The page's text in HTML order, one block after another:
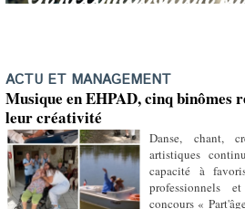
ACTU ET MANAGEMENT
Musique en EHPAD, cinq binômes
leur créativité
Danse, chant,
artistiques
capacité à
professionnels
concours «